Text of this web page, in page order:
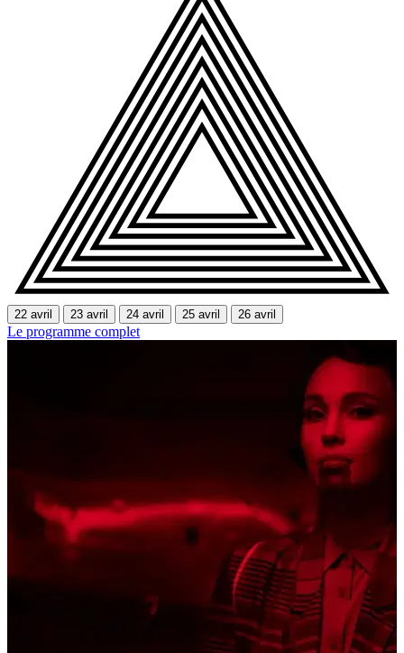
22 avril 23 avril 24 avril 25 avril 26 avril
Le programme complet